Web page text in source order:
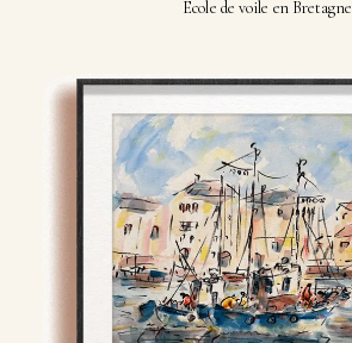
École de voile en Bretagne